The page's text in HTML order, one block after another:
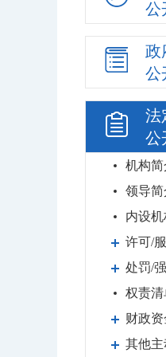
公
政
公
法
公
机构简
领导简
内设机
许可/
处罚/
权责清
财政资
其他